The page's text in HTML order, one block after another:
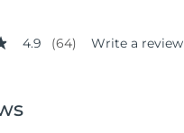
4.9 (64) Write a review